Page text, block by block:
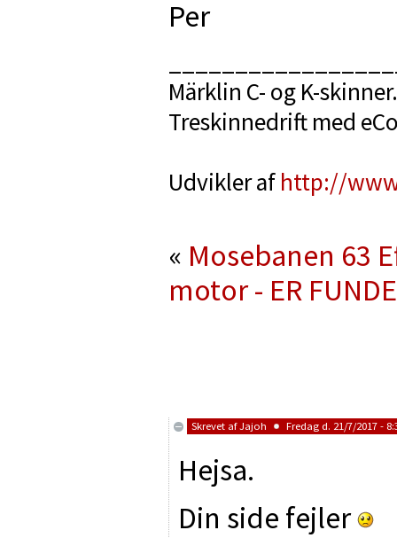
Per
Märklin C- og K-skinner.
Treskinnedrift med
Udvikler af http://
« Mosebanen 63
motor - ER
Skrevet afJajoh Fredag d. 21/7/2017 -
Hejsa.
Din side fejler